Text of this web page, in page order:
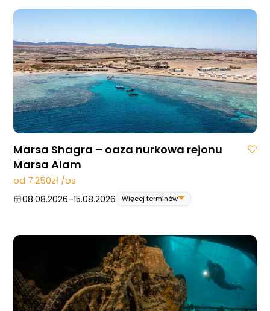
10.10.2026
–
17.10.2026
24.10.2026 –
31.10.2026
07.11.2026
–
14.11.2026
14.11.2026
–
21.11.2026
28.11.2026
– 05.12.2026
05.12.2026 – 12.12.2026
Marsa Shagra – oaza nurkowa rejonu
Marsa Alam
od 7.250zł /os
08.08.2026–15.08.2026 Więcej terminów
29.08.2026
05.09.2026
05.09.2026
12.09.2026
12.09.2026 – 19.09.2026
03.10.2026 –
10.10.2026